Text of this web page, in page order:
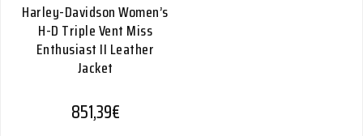
Harley-Davidson Women’s
H-D Triple Vent Miss
Enthusiast II Leather
Jacket
851,39€